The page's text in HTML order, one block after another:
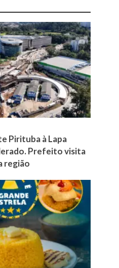
Pirituba à Lapa
Prefeito visita
região